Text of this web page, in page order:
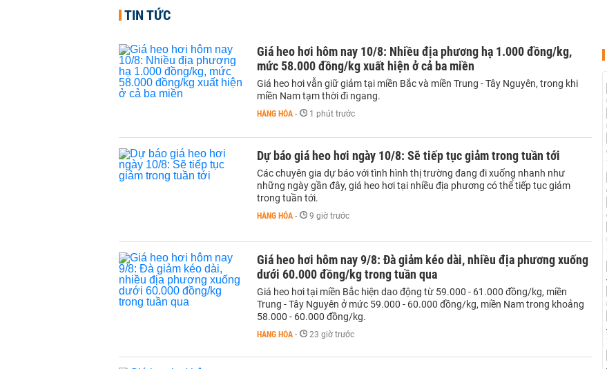
TIN TỨC
Giá heo hơi hôm nay 10/8: Nhiều địa phương hạ 1.000 đồng/kg,
mức 58.000 đồng/kg xuất hiện ở cả ba miền
Giá heo hơi vẫn giữ giảm tại miền Bắc và miền Trung - Tây Nguyên, trong khi
miền Nam tạm thời đi ngang.
HÀNG HÓA - 1 phút trước
Dự báo giá heo hơi ngày 10/8: Sẽ tiếp tục giảm trong tuần tới
Các chuyên gia dự báo với tình hình thị trường đang đi xuống nhanh như
những ngày gần đây, giá heo hơi tại nhiều địa phương có thể tiếp tục giảm
trong tuần tới.
HÀNG HÓA - 9 giờ trước
Giá heo hơi hôm nay 9/8: Đà giảm kéo dài, nhiều địa phương xuống
dưới 60.000 đồng/kg trong tuần qua
Giá heo hơi tại miền Bắc hiện dao động từ 59.000 - 61.000 đồng/kg, miền
Trung - Tây Nguyên ở mức 59.000 - 60.000 đồng/kg, miền Nam trong khoảng
58.000 - 60.000 đồng/kg.
HÀNG HÓA - 23 giờ trước